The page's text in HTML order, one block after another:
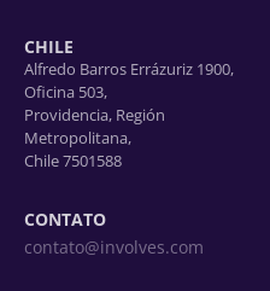
CHILE
Alfredo Barros Errázuriz 1900,
Oficina 503,
Providencia, Región
Metropolitana,
Chile 7501588
CONTATO
contato@involves.com